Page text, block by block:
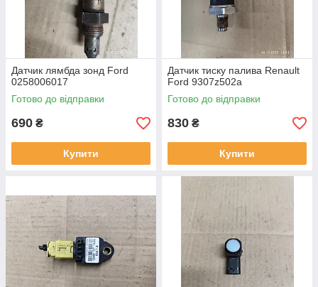
Датчик лямбда зонд Ford
0258006017
Готово до відправки
690 ₴
Купити
Датчик тиску палива Renault
Ford 9307z502a
Готово до відправки
830 ₴
Купити